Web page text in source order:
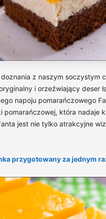
z naszym soczystym
i orzeźwiający deser
napoju pomarańczowego
pomarańczowej, która nadaje
jest nie tylko atrakcyjne
przygotowany za jednym